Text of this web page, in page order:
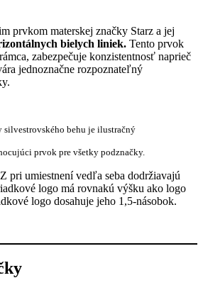
prvkom materskej značky Starz a jej
bielych liniek. Tento prvok
zabezpečuje konzistentnosť naprieč
jednoznačne rozpoznateľný
behu je ilustračný
prvok pre všetky podznačky.
pri umiestnení vedľa seba dodržiavajú
logo má rovnakú výšku ako logo
logo dosahuje jeho 1,5-násobok.